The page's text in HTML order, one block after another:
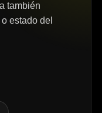
también
estado del